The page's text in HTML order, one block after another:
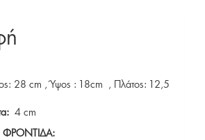
28 cm , Ύψος : 18cm , Πλάτος: 12,5
4 cm
ΦΡΟΝΤΙΔΑ: